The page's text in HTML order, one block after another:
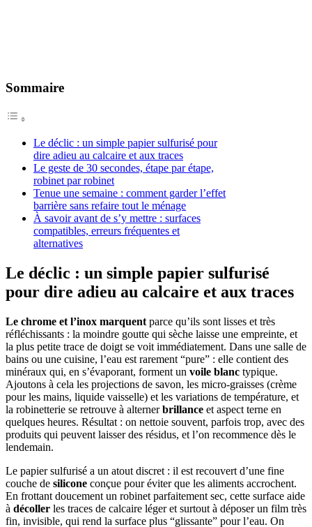
Sommaire
Le déclic : un simple papier sulfurisé pour
dire adieu au calcaire et aux traces
Le geste de 30 secondes, étape par étape,
robinet par robinet
Tenue une semaine : comment garder l’effet
barrière sans refaire tout le ménage
À savoir avant de s’y mettre : surfaces
compatibles, erreurs fréquentes et
alternatives
Le déclic : un simple papier sulfurisé
pour dire adieu au calcaire et aux traces
Le chrome et l’inox marquent parce qu’ils sont lisses et très
réfléchissants : la moindre goutte qui sèche laisse une empreinte, et
la plus petite trace de doigt se voit immédiatement. Dans une salle de
bains ou une cuisine, l’eau est rarement “pure” : elle contient des
minéraux qui, en s’évaporant, forment un voile blanc typique.
Ajoutons à cela les projections de savon, les micro-graisses (crème
pour les mains, liquide vaisselle) et les variations de température, et
la robinetterie se retrouve à alternerbrillance et aspect terne en
quelques heures. Résultat : on nettoie souvent, parfois trop, avec des
produits qui peuvent laisser des résidus, et l’on recommence dès le
lendemain.
Le papier sulfurisé a un atout discret : il est recouvert d’une fine
couche de silicone conçue pour éviter que les aliments accrochent.
En frottant doucement un robinet parfaitement sec, cette surface aide
à décoller les traces de calcaire léger et surtout à déposer un film très
fin, invisible, qui rend la surface plus “glissante” pour l’eau. On